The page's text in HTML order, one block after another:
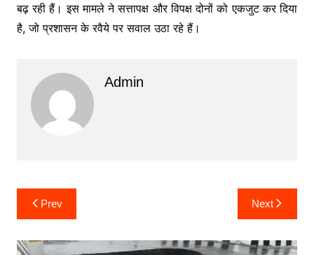
बढ़ रही हैं। इस मामले ने सत्तापक्ष और विपक्ष दोनों को एकजुट कर दिया
है, जो प्रशासन के रवैये पर सवाल उठा रहे हैं।
Admin
Post
navigation
Prev Next